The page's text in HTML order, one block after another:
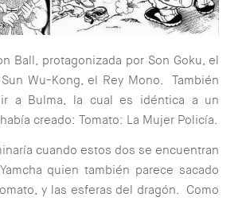
Ball, protagonizada por Son Goku, el
Wu-Kong, el Rey Mono. También
a Bulma, la cual es idéntica a un
creado: Tomato: La Mujer Policía.
cuando estos dos se encuentran
quien también parece sacado
y las esferas del dragón. Como